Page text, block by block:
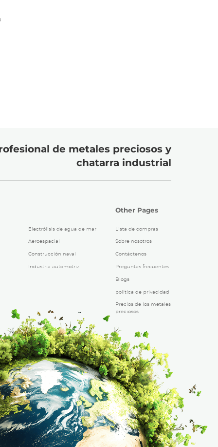
de metales preciosos y
chatarra industrial
Electrólisis de agua de mar
Aeroespacial
Construcción naval
Industria automotriz
Other Pages
Lista de compras
Sobre nosotros
Contáctenos
Preguntas frecuentes
Blogs
política de privacidad
Precios de los metales
preciosos